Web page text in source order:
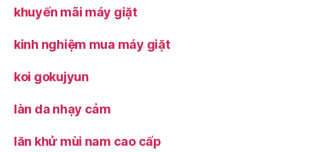
khuyến mãi máy giặt
kinh nghiệm mua máy giặt
koi gokujyun
làn da nhạy cảm
lăn khử mùi nam cao cấp